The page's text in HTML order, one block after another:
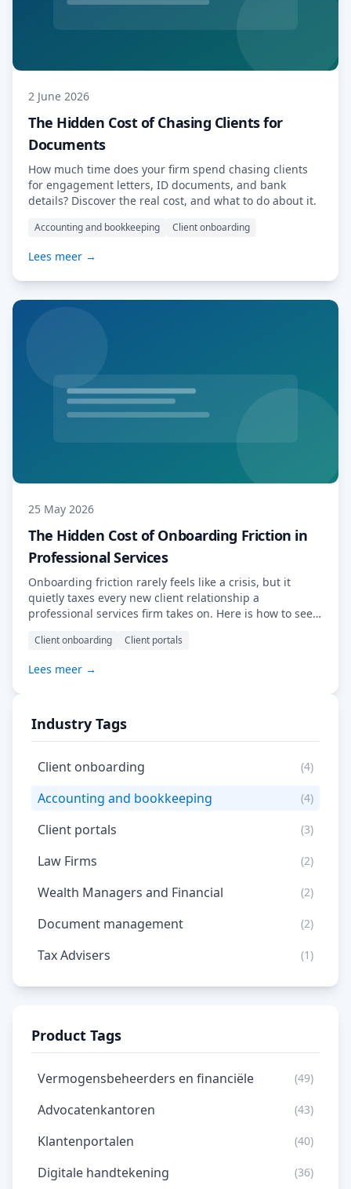
2 June 2026
The Hidden Cost of Chasing Clients for
Documents
How much time does your firm spend chasing clients
for engagement letters, ID documents, and bank
details? Discover the real cost, and what to do about it.
Accounting and bookkeeping Client onboarding
Lees meer →
25 May 2026
The Hidden Cost of Onboarding Friction in
Professional Services
Onboarding friction rarely feels like a crisis, but it
quietly taxes every new client relationship a
professional services firm takes on. Here is how to see
Client onboarding Client portals
Lees meer →
Industry Tags
Client onboarding (4)
Accounting and bookkeeping (4)
Client portals (3)
Law Firms (2)
Wealth Managers and Financial (2)
Document management (2)
Tax Advisers (1)
Product Tags
Vermogensbeheerders en financiële (49)
Advocatenkantoren (43)
Klantenportalen (40)
Digitale handtekening (36)